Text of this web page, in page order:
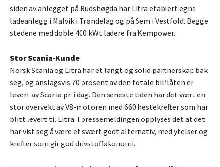
siden av anlegget på Rudshøgda har Litra etablert egne
ladeanlegg i Malvik i Trøndelag og på Sem i Vestfold. Begge
stedene med doble 400 kWt ladere fra Kempower.
Stor Scania-Kunde
Norsk Scania og Litra har et langt og solid partnerskap bak
seg, og anslagsvis 70 prosent av den totale bilflåten er
levert av Scania pr. i dag. Den seneste tiden har det vært en
stor overvekt av V8-motoren med 660 hestekrefter som har
blitt levert til Litra. I pressemeldingen opplyses det at det
har vist seg å være et svært godt alternativ, med ytelser og
krefter som gir god drivstofføkonomi.